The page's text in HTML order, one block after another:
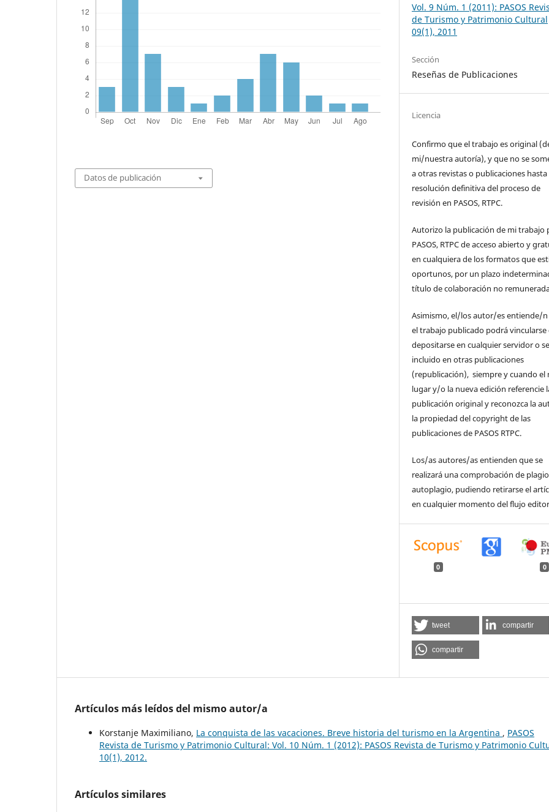
Datos de publicación
Vol. 9 Núm. 1 (2011): PASOS
de Turismo y Patrimonio Cultural
09(1), 2011
Sección
Reseñas de Publicaciones
Licencia
Confirmo que el trabajo es original
mi/nuestra autoría), y que no se
a otras revistas o publicaciones hasta
resolución definitiva del proceso de
revisión en PASOS, RTPC.
Autorizo la publicación de mi trabajo
PASOS, RTPC de acceso abierto y
en cualquiera de los formatos que
oportunos, por un plazo
título de colaboración no
Asimismo, el/los autor/es entiende/
el trabajo publicado podrá vincularse
depositarse en cualquier servidor o
incluido en otras publicaciones
(republicación), siempre y cuando el
lugar y/o la nueva edición referencie
publicación original y reconozca la
la propiedad del copyright de las
publicaciones de PASOS RTPC.
Los/as autores/as entienden que se
realizará una comprobación de
autoplagio, pudiendo retirarse el
en cualquier momento del flujo
0 0
tweet compartir
compartir
Artículos más leídos del mismo autor/a
Korstanje Maximiliano, La conquista de las vacaciones. Breve historia del turismo en la Argentina , PASOS
Revista de Turismo y Patrimonio Cultural: Vol. 10 Núm. 1 (2012): PASOS Revista de Turismo y Patrimonio
10(1), 2012.
Artículos similares